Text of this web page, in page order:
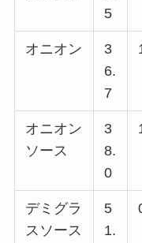
5
オニオン
3
6.
7
オニオン
ソース
3
8.
0
デミグラ
スソース
5
1.